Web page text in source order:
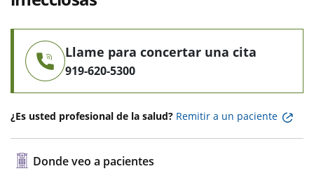
Llame para concertar una cita
919-620-5300
¿Es usted profesional de la salud? Remitir a un paciente
Donde veo a pacientes